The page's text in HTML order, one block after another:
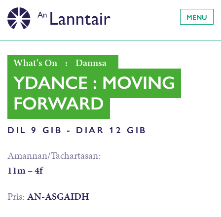
MENU
What's On : Dannsa
YDANCE : MOVING
FORWARD
DIL 9 GIB - DIAR 12 GIB
Amannan/Tachartasan:
11m – 4f
Prìs: AN-ASGAIDH